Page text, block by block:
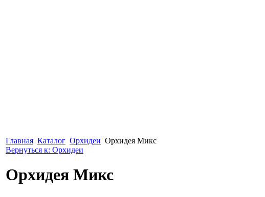
Главная Каталог Орхидеи Орхидея Микс
Вернуться к: Орхидеи
Орхидея Микс